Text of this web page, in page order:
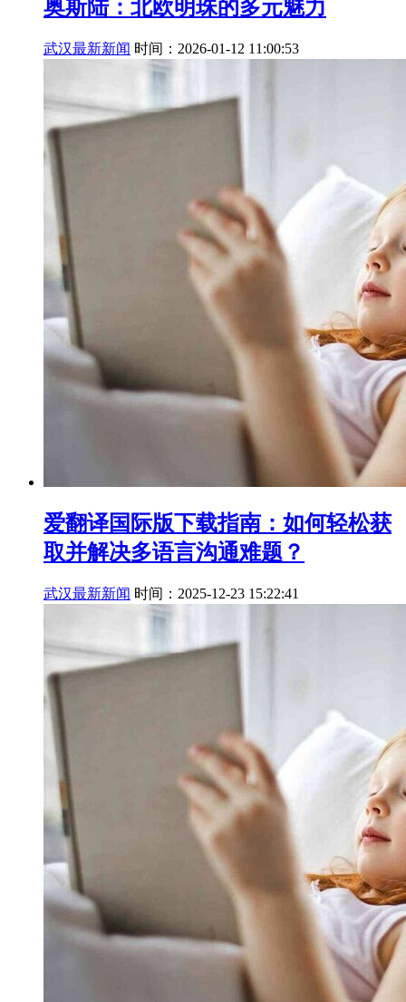
奥斯陆：北欧明珠的多元魅力
武汉最新新闻 时间：2026-01-12 11:00:53
爱翻译国际版下载指南：如何轻松获
取并解决多语言沟通难题？
武汉最新新闻 时间：2025-12-23 15:22:41